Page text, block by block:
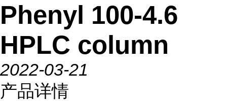
Phenyl 100-4.6
HPLC column
2022-03-21
产品详情